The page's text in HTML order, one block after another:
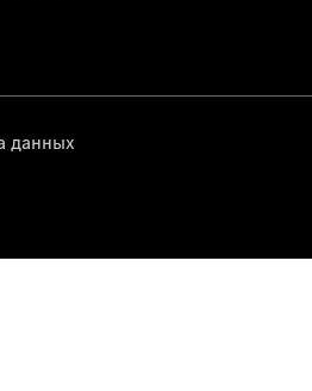
данных